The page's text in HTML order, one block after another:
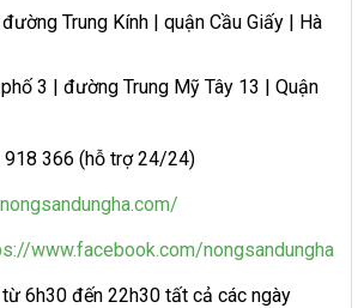
Trung Kính | quận Cầu Giấy | Hà
3 | đường Trung Mỹ Tây 13 | Quận
918 366 (hỗ trợ 24/24)
www.facebook.com/nongsandungha
6h30 đến 22h30 tất cả các ngày